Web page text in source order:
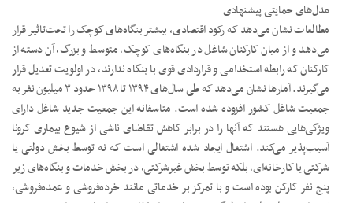
مدل‌های حمایتی پیشنهادی
مطالعات نشان می‌دهد که رکود اقتصادی، بیشتر بنگاه‌های کوچک را تحت‌تاثیر قرار
می‌دهد و از میان کارکنان شاغل در بنگاه‌های کوچک، متوسط و بزرگ، آن دسته از
کارکنان که رابطه استخدامی و قراردادی قوی با بنگاه ندارند، در اولویت تعدیل قرار
می‌گیرند. آمارها نشان می‌دهد که طی سال‌های ۱۳۹۴ تا ۱۳۹۸ حدود ۳ میلیون نفر به
جمعیت شاغل کشور افزوده شده است. متاسفانه این جمعیت جدید شاغل دارای
ویژگی‌هایی هستند که آنها را در برابر کاهش تقاضای ناشی از شیوع بیماری کرونا
آسیب‌پذیر می‌کند. اشتغال ایجاد شده اشتغالی است که نه توسط بخش دولتی یا
شرکتی یا کارخانه‌ای، بلکه توسط بخش غیرشرکتی، در بخش خدمات و بنگاه‌‌های زیر
پنج نفر کارکن بوده است و با تمرکز بر خدماتی مانند خرده‌فروشی و عمده‌فروشی،